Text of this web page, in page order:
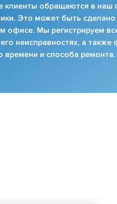
клиенты обращаются в наш
Это может быть
офисе. Мы регистрируем
неисправностях, а
времени и способа ремонта.